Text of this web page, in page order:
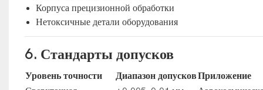
Корпуса прецизионной обработки
Нетоксичные детали оборудования
6. Стандарты допусков
Уровень точности Диапазон допусковПриложение